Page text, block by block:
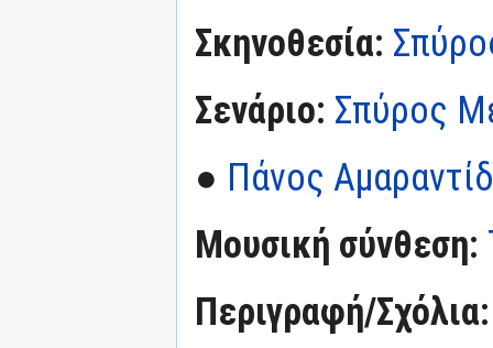
Σκηνοθεσία:
Σενάριο: Σπύρος
● Πάνος
Μουσική σύνθεση:
Περιγραφή/